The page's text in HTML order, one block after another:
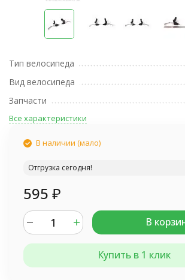
Тип велосипеда
Вид велосипеда
Запчасти
Все характеристики
В наличии (мало)
Отгрузка сегодня!
595 ₽
В
Купить в 1 клик